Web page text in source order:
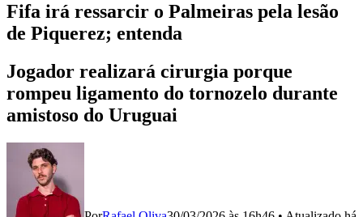
Fifa irá ressarcir o Palmeiras pela lesão
de Piquerez; entenda
Jogador realizará cirurgia porque
rompeu ligamento do tornozelo durante
amistoso do Uruguai